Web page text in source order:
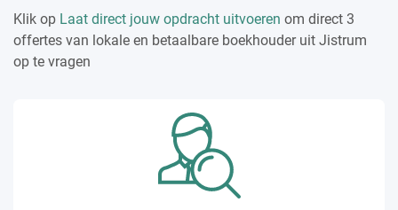
Klik op Laat direct jouw opdracht uitvoeren om direct 3
offertes van lokale en betaalbare boekhouder uit Jistrum
op te vragen